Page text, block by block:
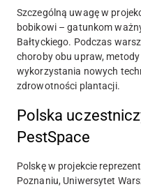
Szczególną uwagę w
bobikowi – gatunkom
Bałtyckiego. Podczas
choroby obu upraw,
wykorzystania nowych
zdrowotności plantacji.
Polska
PestSpace
Polskę w projekcie
Poznaniu, Uniwersytet